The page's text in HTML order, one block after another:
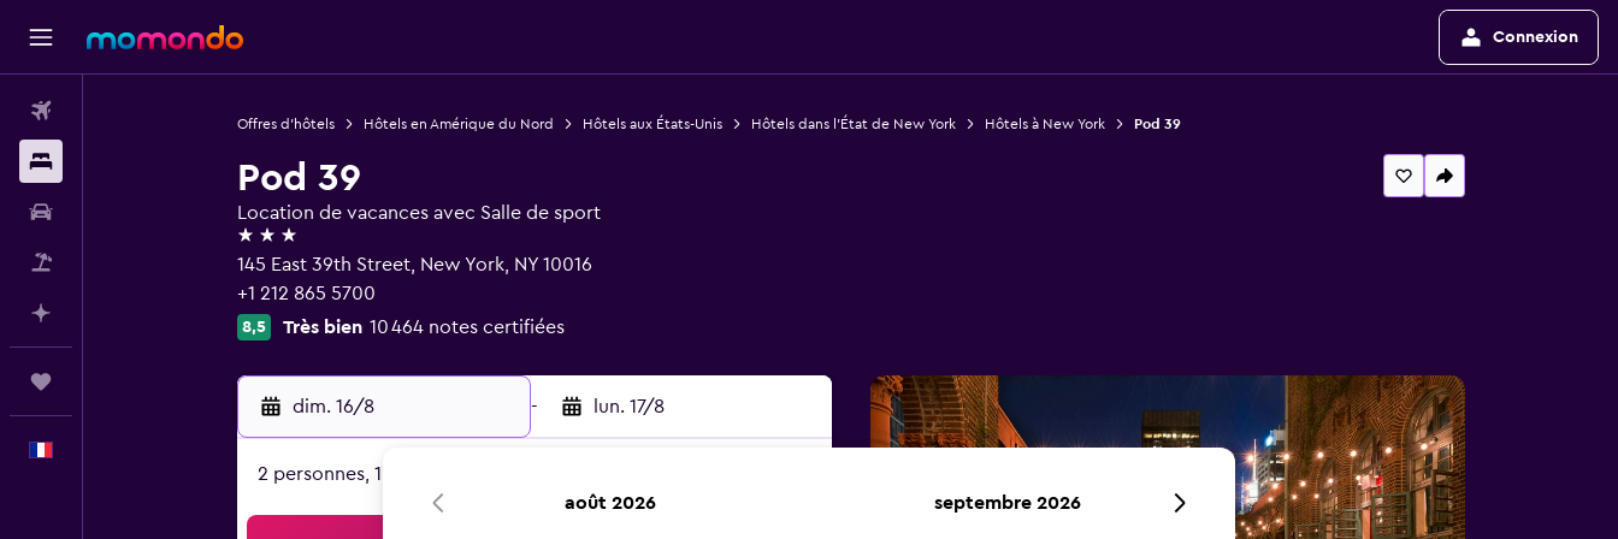
Connexion
Offres d’hôtels Hôtels en Amérique du Nord Hôtels aux États-Unis Hôtels dans l'État de New York Hôtels à New York Pod 39
Pod 39
Location de vacances avec Salle de sport
3 étoiles
145 East 39th Street, New York, NY 10016
+1 212 865 5700
8,5 Très bien 10 464 notes certifiées
dim. 16/8 - lun. 17/8
2 personnes, 1 chambre
août 2026 septembre 2026